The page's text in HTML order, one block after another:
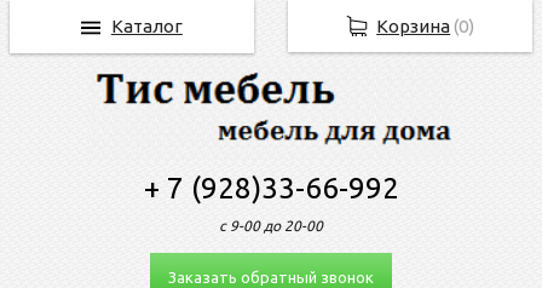
+ 7 (928)33-66-992
с 9-00 до 20-00
Заказать обратный звонок
Корзина(0)
Каталог